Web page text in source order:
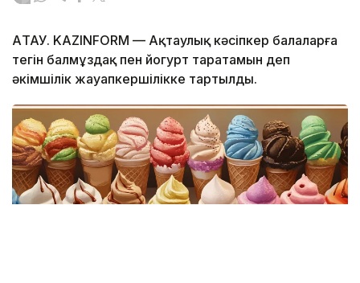
АҚТАУ. KAZINFORM — Ақтаулық кәсіпкер балаларға
тегін балмұздақ пен йогурт таратамын деп
әкімшілік жауапкершілікке тартылды.